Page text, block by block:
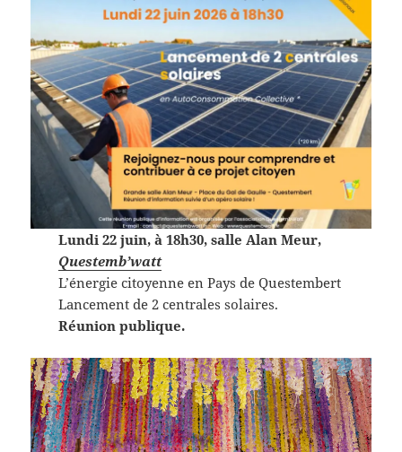
Lundi 22 juin, à 18h30, salle Alan Meur,
Questemb’watt
L’énergie citoyenne en Pays de Questembert
Lancement de 2 centrales solaires.
Réunion publique.